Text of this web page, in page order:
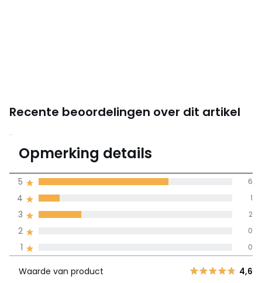
Recente beoordelingen over dit artikel
4,4
gemiddelde bereikt
door alle landen
100% gecertificeerde beoordelingen,
3
4 1
4,6
Opmerking details
1 0
2 0
3 2
4 1
5 6
Waarde van product 4,6